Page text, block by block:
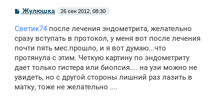
С
о
б
щ
н
и
е
Жулюшка 26 сен 2012, 08:30
Светик74 после лечения эндометрита, желательно
сразу вступать в протокол, у меня вот после лечения
почти пять мес.прошло, и я вот думаю...что
протянула с этим. Четкую картину по эндометриту
дает только гистера или биопсия.... на узи можно не
увидеть, но с другой стороны лишний раз лазить в
матку, тоже не желательно ....